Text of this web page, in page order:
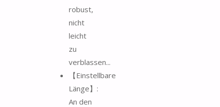
robust,
nicht
leicht
zu
verblassen...
【Einstellbare
Länge】:
An den